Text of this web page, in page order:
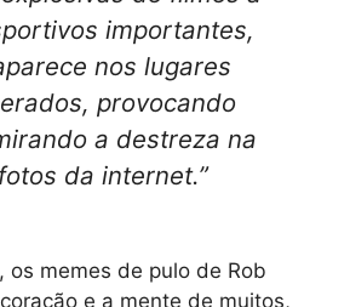
importantes,
nos lugares
provocando
a destreza na
da internet.”
os memes de pulo de Rob
e a mente de muitos,